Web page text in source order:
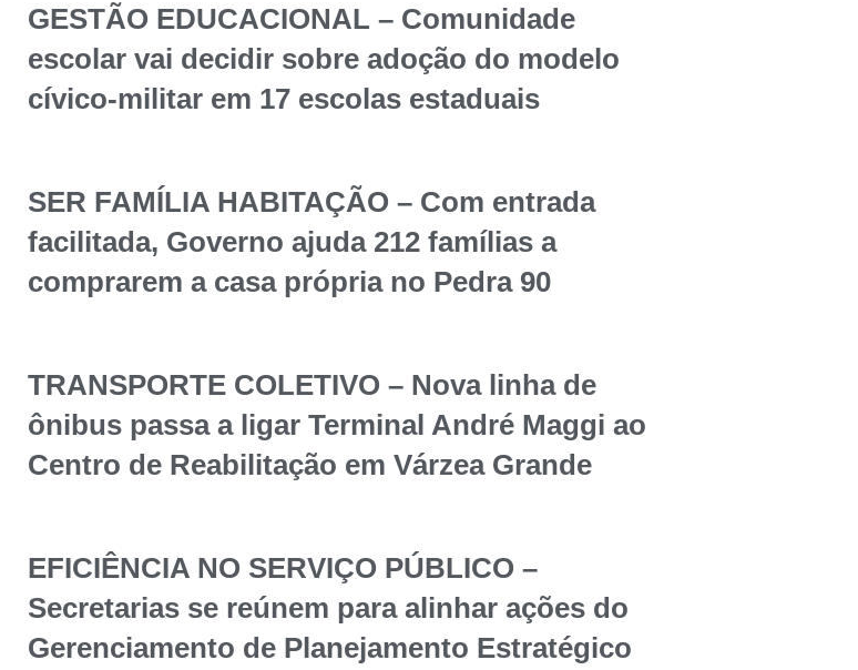
GESTÃO EDUCACIONAL – Comunidade
escolar vai decidir sobre adoção do modelo
cívico-militar em 17 escolas estaduais
SER FAMÍLIA HABITAÇÃO – Com entrada
facilitada, Governo ajuda 212 famílias a
comprarem a casa própria no Pedra 90
TRANSPORTE COLETIVO – Nova linha de
ônibus passa a ligar Terminal André Maggi ao
Centro de Reabilitação em Várzea Grande
EFICIÊNCIA NO SERVIÇO PÚBLICO –
Secretarias se reúnem para alinhar ações do
Gerenciamento de Planejamento Estratégico